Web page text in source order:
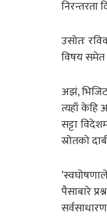
निरन्तरता
उसोतः
विषय समेत
अझं,
त्यहाँ केहि
सट्टा
स्रोतको
पैसाबारे